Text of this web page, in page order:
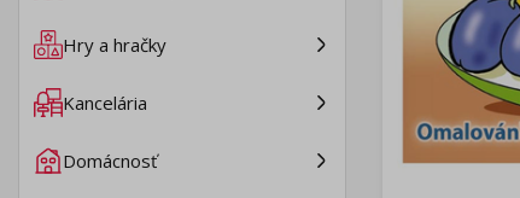
Hry a hračky
Kancelária
Domácnosť